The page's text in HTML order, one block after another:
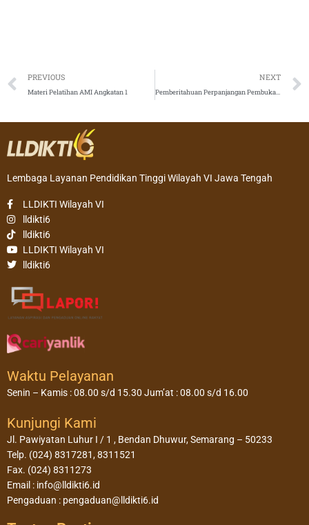
Prev
PREVIOUS
Materi Pelatihan AMI Angkatan 1
NEXT
Pemberitahuan Perpanjangan Pembukaan Jabatan Akademik Dosen ke Lektor Kepala dan Profesor Non BUP penilaian Gelombang I
Lembaga Layanan Pendidikan Tinggi Wilayah VI Jawa Tengah
LLDIKTI Wilayah VI
lldikti6
lldikti6
LLDIKTI Wilayah VI
lldikti6
Waktu Pelayanan
Senin – Kamis : 08.00 s/d 15.30 Jum’at : 08.00 s/d 16.00
Kunjungi Kami
Jl. Pawiyatan Luhur I / 1 , Bendan Dhuwur, Semarang – 50233
Telp. (024) 8317281, 8311521
Fax. (024) 8311273
Email : info@lldikti6.id
Pengaduan : pengaduan@lldikti6.id